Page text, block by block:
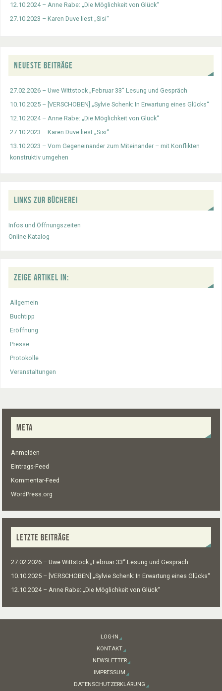
12.10.2024 – Anne Rabe: „Die Möglichkeit von Glück“
27.10.2023 – Karen Duve liest „Sisi“
NEUESTE BEITRÄGE
27.02.2026 – Uwe Wittstock „Februar 33“ Lesung und Gespräch
10.10.2025 – [VERSCHOBEN] „Sylvie Schenk: In Erwartung eines Glücks“
12.10.2024 – Anne Rabe: „Die Möglichkeit von Glück“
27.10.2023 – Karen Duve liest „Sisi“
13.10.2023 – Vom Gegeneinander zum Miteinander – mit Konflikten
konstruktiv umgehen
LINKS ZUR BÜCHEREI
Infos und Öffnungszeiten
Online-Katalog
ZEIGE ARTIKEL IN:
Allgemein
Buchtipp
Eröffnung
Presse
Protokolle
Veranstaltungen
META
Anmelden
Eintrags-Feed
Kommentar-Feed
WordPress.org
LETZTE BEITRÄGE
27.02.2026 – Uwe Wittstock „Februar 33“ Lesung und Gespräch
10.10.2025 – [VERSCHOBEN] „Sylvie Schenk: In Erwartung eines Glücks“
12.10.2024 – Anne Rabe: „Die Möglichkeit von Glück“
LOG-IN
KONTAKT
NEWSLETTER
IMPRESSUM
DATENSCHUTZERKLÄRUNG